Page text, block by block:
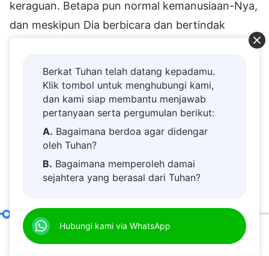
keraguan. Betapa pun normal kemanusiaan-Nya,
dan meskipun Dia berbicara dan bertindak
meragukan-Nya, juga tidak akan menghina-Nya.
Di masa lalu, engkau tidak merasakan Tuhan
yang berinkarnasi itu selaras dengan
gagasanmu, dan engkau menyelidiki Dia, dan
engkau menghina dan mencemooh, menentang-
Nya di dalam hatimu—tetapi sekarang ini
menikmati dan mendengarkan firman-Nya
dengan sangat terperinci, engkau menerima
Berkat Tuhan telah datang kepadamu.
Klik tombol untuk menghubungi kami,
dan kami siap membantu menjawab
pertanyaan serta pergumulan berikut:
A. Bagaimana berdoa agar didengar
oleh Tuhan?
B. Bagaimana memperoleh damai
sejahtera yang berasal dari Tuhan?
D.
dekat kepada Tuhan.
E.Bagaimana menyambut kedatangan
Hubungi kami via WhatsApp